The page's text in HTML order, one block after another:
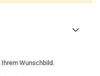
Wunschbild.